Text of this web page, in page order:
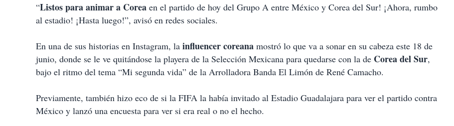
“Listos para animar a Corea en el partido de hoy del Grupo A entre México y Corea del Sur! ¡Ahora, rumbo
al estadio! ¡Hasta luego!”, avisó en redes sociales.
En una de sus historias en Instagram, la influencer coreana mostró lo que va a sonar en su cabeza este 18 de
junio, donde se le ve quitándose la playera de la Selección Mexicana para quedarse con la de Corea del Sur,
bajo el ritmo del tema “Mi segunda vida” de la Arrolladora Banda El Limón de René Camacho.
Previamente, también hizo eco de si la FIFA la había invitado al Estadio Guadalajara para ver el partido contra
México y lanzó una encuesta para ver si era real o no el hecho.